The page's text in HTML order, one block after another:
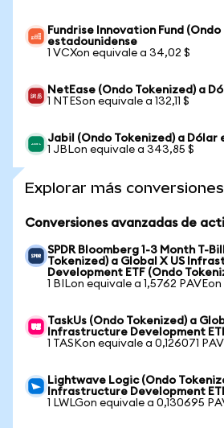
Fundrise Innovation Fund
estadounidense
1 VCXon equivale a 34,02 $
NetEase (Ondo Tokenized) a
1 NTESon equivale a 132,11 $
Jabil (Ondo Tokenized) a Dólar
1 JBLon equivale a 343,85 $
Explorar más conversiones
Conversiones avanzadas de
SPDR Bloomberg 1-3 Month T-
Tokenized) a Global X US
Development ETF (Ondo
1 BILon equivale a 1,5762 PAVEon
TaskUs (Ondo Tokenized) a
Infrastructure Development
1 TASKon equivale a 0,126071
Lightwave Logic (Ondo
Infrastructure Development
1 LWLGon equivale a 0,130695